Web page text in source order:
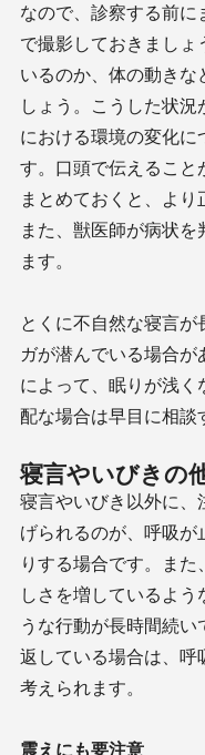
なので、診察する前
で撮影しておきましょ
いるのか、体の動きな
しょう。こうした状
における環境の変化
す。口頭で伝えること
まとめておくと、より
また、獣医師が病状
ます。
とくに不自然な寝言
ガが潜んでいる場合が
によって、眠りが浅
配な場合は早目に相談
寝言やいびきの
寝言やいびき以外に、
げられるのが、呼吸が
りする場合です。ま
しさを増しているよ
うな行動が長時間続
返している場合は、呼
考えられます。
震えにも要注意